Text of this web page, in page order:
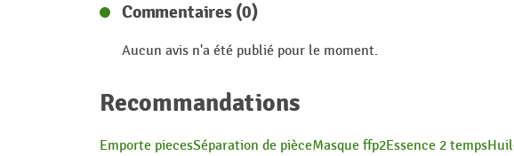
Commentaires (0)
Aucun avis n'a été publié pour le moment.
Recommandations
Emporte piecesSéparation de pièceMasque ffp2Essence 2 temps